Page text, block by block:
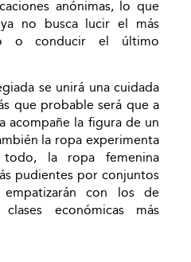
anónimas, lo que
no busca lucir el más
o conducir el último
se unirá una cuidada
que probable será que a
acompañe la figura de un
la ropa experimenta
la ropa femenina
pudientes por conjuntos
empatizarán con los de
económicas más